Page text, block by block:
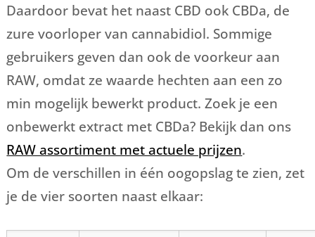
Daardoor bevat het naast CBD ook CBDa, de
zure voorloper van cannabidiol. Sommige
gebruikers geven dan ook de voorkeur aan
RAW, omdat ze waarde hechten aan een zo
min mogelijk bewerkt product. Zoek je een
onbewerkt extract met CBDa? Bekijk dan ons
RAW assortiment met actuele prijzen.
Om de verschillen in één oogopslag te zien, zet
je de vier soorten naast elkaar: